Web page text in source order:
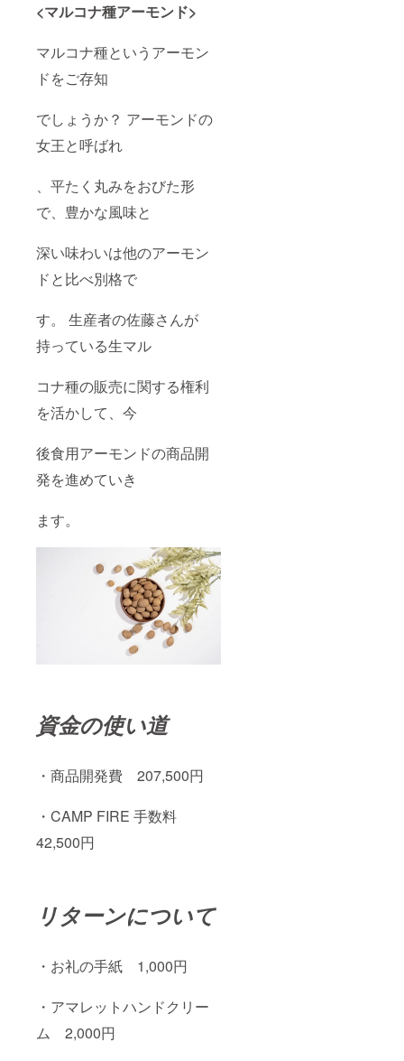
<マルコナ種アーモンド>
マルコナ種というアーモン
ドをご存知
でしょうか？ アーモンドの
女王と呼ばれ
、平たく丸みをおびた形
で、豊かな風味と
深い味わいは他のアーモン
ドと比べ別格で
す。 生産者の佐藤さんが
持っている生マル
コナ種の販売に関する権利
を活かして、今
後食用アーモンドの商品開
発を進めていき
ます。
資金の使い道
・商品開発費 207,500円
・CAMP FIRE 手数料
42,500円
リターンについて
・お礼の手紙 1,000円
・アマレットハンドクリー
ム 2,000円